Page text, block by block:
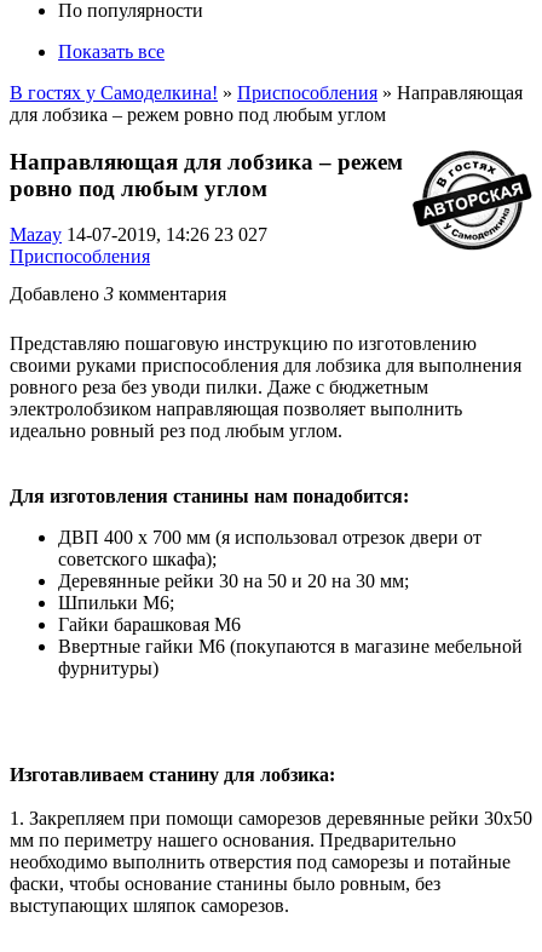
По популярности
Показать все
В гостях у Самоделкина! » Приспособления » Направляющая
для лобзика – режем ровно под любым углом
Направляющая для лобзика – режем
ровно под любым углом
Mazay 14-07-2019, 14:26 23 027
Приспособления
Добавлено 3 комментария
Представляю пошаговую инструкцию по изготовлению
своими руками приспособления для лобзика для выполнения
ровного реза без уводи пилки. Даже с бюджетным
электролобзиком направляющая позволяет выполнить
идеально ровный рез под любым углом.
Для изготовления станины нам понадобится:
ДВП 400 х 700 мм (я использовал отрезок двери от
советского шкафа);
Деревянные рейки 30 на 50 и 20 на 30 мм;
Шпильки М6;
Гайки барашковая М6
Ввертные гайки М6 (покупаются в магазине мебельной
фурнитуры)
Изготавливаем станину для лобзика:
1. Закрепляем при помощи саморезов деревянные рейки 30х50
мм по периметру нашего основания. Предварительно
необходимо выполнить отверстия под саморезы и потайные
фаски, чтобы основание станины было ровным, без
выступающих шляпок саморезов.